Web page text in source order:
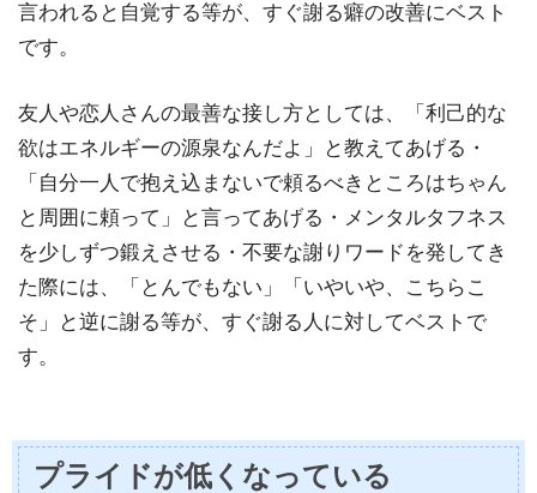
言われると自覚する等が、すぐ謝る癖の改善にベスト
です。
友人や恋人さんの最善な接し方としては、「利己的な
欲はエネルギーの源泉なんだよ」と教えてあげる・
「自分一人で抱え込まないで頼るべきところはちゃん
と周囲に頼って」と言ってあげる・メンタルタフネス
を少しずつ鍛えさせる・不要な謝りワードを発してき
た際には、「とんでもない」「いやいや、こちらこ
そ」と逆に謝る等が、すぐ謝る人に対してベストで
す。
プライドが低くなっている